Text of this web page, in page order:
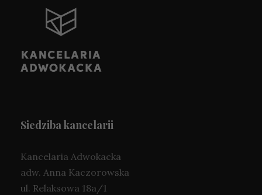
Siedziba kancelarii
Kancelaria Adwokacka
adw. Anna Kaczorowska
ul. Relaksowa 18a/1